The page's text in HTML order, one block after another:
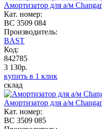
Амортизатор для а/м
Кат. номер:
BC 3509 084
Производитель:
BAST
Код:
842785
3 130р.
купить в 1 клик
склад
Амортизатор для а/м
Кат. номер:
BC 3509 085